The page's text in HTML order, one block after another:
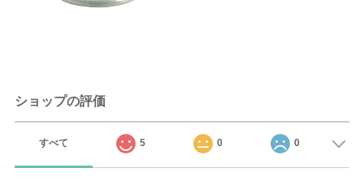
ショップの評価
すべて 5 0 0